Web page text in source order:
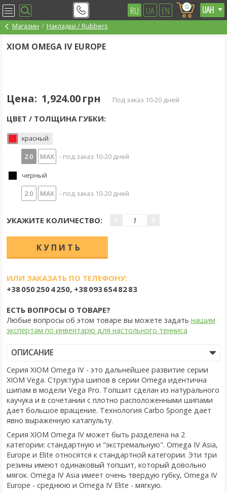
RU UA EN 0
Магазин Накладки / Rubbers
XIOM OMEGA IV EUROPE
Цена: 1,924.00 грн под заказ 10-20 дней
ЦВЕТ / ТОЛЩИНА ГУБКИ:
красный
2.0
MAX - под заказ 10-20 дней
черный
2.0
MAX - под заказ 10-20 дней
УКАЖИТЕ КОЛИЧЕСТВО:
ИЛИ ЗАКАЗАТЬ ПО ТЕЛЕФОНУ:
+38 050 250 4 250, +38 093 654 82 83
ЕСТЬ ВОПРОСЫ О ТОВАРЕ?
Любые вопросы об этом товаре вы можете задать нашим
экспертам по инвентарю для настольного тенниса
ОПИСАНИЕ
Серия XIOM Omega IV - это дальнейшее развитие серии
XIOM Vega. Структура шипов в серии Omega идентична
шипам в модели Vega Pro. Топшит сделан из натурального
каучука и в сочетании с плотно расположенными шипами
дает большое вращение. Технология Carbo Sponge дает
явно выраженную катапульту.
Серия XIOM Omega IV может быть разделена на 2
категории: стандартную и "экстремальную". Omega IV Asia,
Europe и Elite относятся к стандартной категории. Эти три
резины имеют одинаковый топшит, который довольно
мягок. Omega IV Asia имеет очень твердую губку, Omega IV
Europe - среднюю и Omega IV Elite - мягкую.